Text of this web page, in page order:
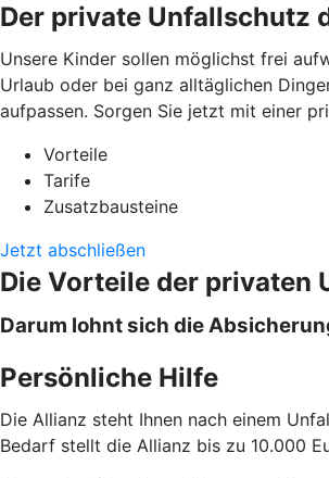
Der private Unfallschutz
Unsere Kinder sollen möglichst frei
Urlaub oder bei ganz alltäglichen
aufpassen. Sorgen Sie jetzt mit einer
Vorteile
Tarife
Zusatzbausteine
Jetzt abschließen
Die Vorteile der privaten
Darum lohnt sich die
Persönliche Hilfe
Die Allianz steht Ihnen nach einem
Bedarf stellt die Allianz bis zu 10.000